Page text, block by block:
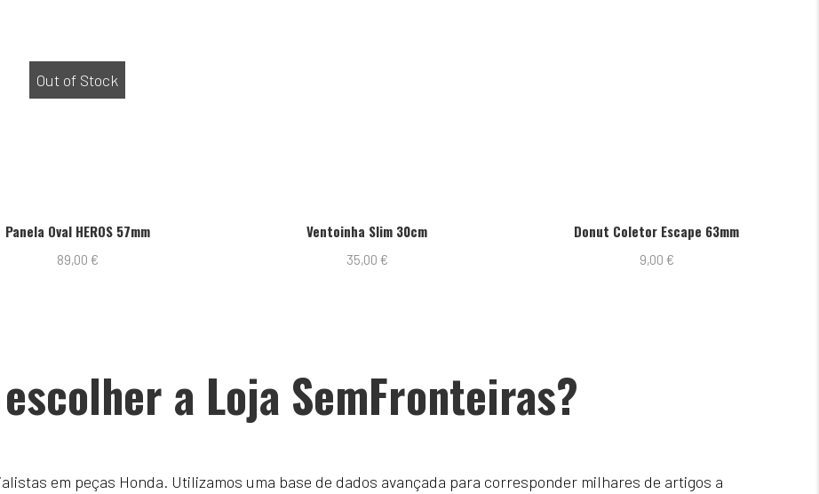
Out of Stock
Panela Oval HEROS 57mm
89,00 €
Ventoinha Slim 30cm
35,00 €
Donut Coletor Escape 63mm
9,00 €
a Loja SemFronteiras?
em peças Honda. Utilizamos uma base de dados avançada para corresponder milhares de artigos a